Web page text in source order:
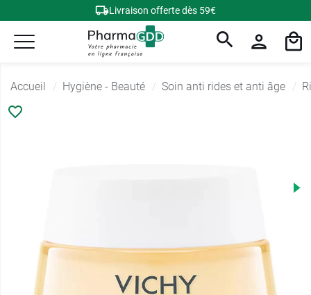
Livraison offerte dès 59€
Accueil Hygiène - Beauté Soin anti rides et anti âge